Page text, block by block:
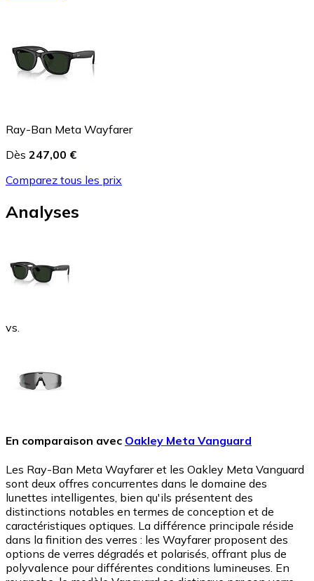
Ray-Ban Meta Wayfarer
Dès 247,00 €
Comparez tous les prix
Analyses
vs.
En comparaison avec Oakley Meta Vanguard
Les Ray-Ban Meta Wayfarer et les Oakley Meta Vanguard
sont deux offres concurrentes dans le domaine des
lunettes intelligentes, bien qu'ils présentent des
distinctions notables en termes de conception et de
caractéristiques optiques. La différence principale réside
dans la finition des verres : les Wayfarer proposent des
options de verres dégradés et polarisés, offrant plus de
polyvalence pour différentes conditions lumineuses. En